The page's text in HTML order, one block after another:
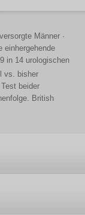
Männer ·
einhergehende
in 14 urologischen
vs. bisher
beider
British